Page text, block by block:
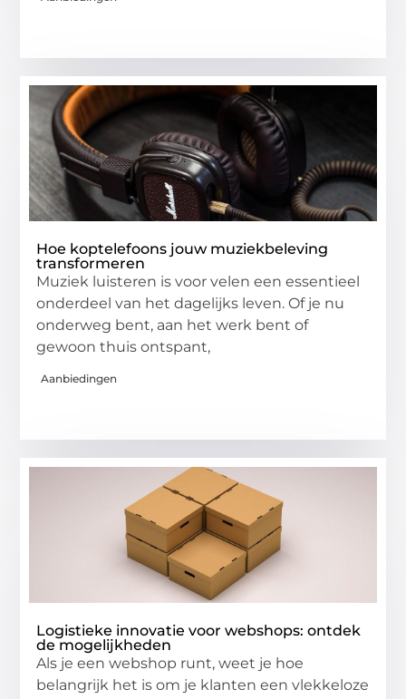
Hoe koptelefoons jouw muziekbeleving
transformeren
Muziek luisteren is voor velen een essentieel
onderdeel van het dagelijks leven. Of je nu
onderweg bent, aan het werk bent of
gewoon thuis ontspant,
Aanbiedingen
Logistieke innovatie voor webshops: ontdek
de mogelijkheden
Als je een webshop runt, weet je hoe
belangrijk het is om je klanten een vlekkeloze